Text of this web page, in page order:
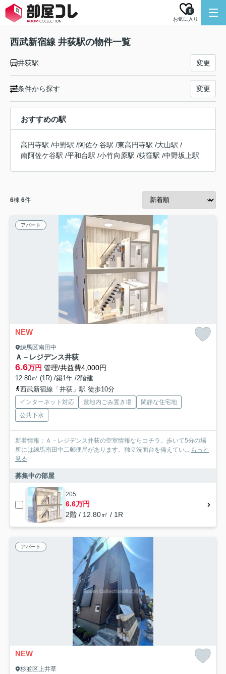
お気に入り
0
西武新宿線 井荻駅の物件一覧
井荻駅 変更
条件から探す 変更
おすすめの駅
高円寺駅 /中野駅 /阿佐ケ谷駅 /東高円寺駅 /大山駅 /
南阿佐ケ谷駅 /平和台駅 /小竹向原駅 /荻窪駅 /中野坂上駅
6棟 6件
アパート
NEW
練馬区南田中
Ａ－レジデンス井荻
6.6万円 管理/共益費4,000円
12.80㎡ (1R) /築1年 /2階建
西武新宿線「井荻」駅 徒歩10分
インターネット対応 敷地内ごみ置き場
閑静な住宅地
公共下水
新着情報：Ａ－レジデンス井荻の空室情報ならコチラ。歩いて5分の場
所には練馬南田中二郵便局があります。独立洗面台を備えてい... もっと
見る
募集中の部屋
205
6.6万円
2階 / 12.80㎡ / 1R
アパート
NEW
杉並区上井草